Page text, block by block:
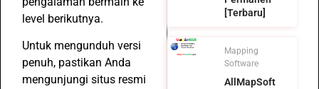
level berikutnya.
Untuk mengunduh versi
penuh, pastikan Anda
mengunjungi situs resmi
[Terbaru]
Mapping
Software
AllMapSoft